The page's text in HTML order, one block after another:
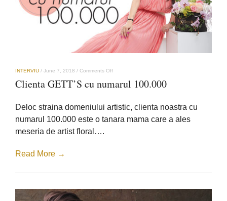
INTERVIU / June 7, 2018 / Comments Offon
GETT’S
100.000
Clienta GETT’S cu numarul 100.000
Deloc straina domeniului artistic, clienta noastra cu
numarul 100.000 este o tanara mama care a ales
meseria de artist floral….
Read More →